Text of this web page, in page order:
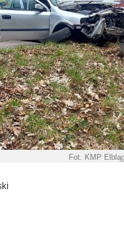
Fot. KMP